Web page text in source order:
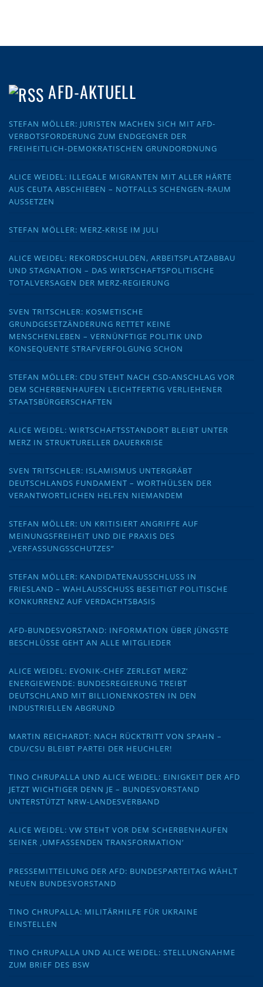
AFD-AKTUELL
STEFAN MÖLLER: JURISTEN MACHEN SICH MIT AFD-
VERBOTSFORDERUNG ZUM ENDGEGNER DER
FREIHEITLICH-DEMOKRATISCHEN GRUNDORDNUNG
ALICE WEIDEL: ILLEGALE MIGRANTEN MIT ALLER HÄRTE
AUS CEUTA ABSCHIEBEN – NOTFALLS SCHENGEN-RAUM
AUSSETZEN
STEFAN MÖLLER: MERZ-KRISE IM JULI
ALICE WEIDEL: REKORDSCHULDEN, ARBEITSPLATZABBAU
UND STAGNATION – DAS WIRTSCHAFTSPOLITISCHE
TOTALVERSAGEN DER MERZ-REGIERUNG
SVEN TRITSCHLER: KOSMETISCHE
GRUNDGESETZÄNDERUNG RETTET KEINE
MENSCHENLEBEN – VERNÜNFTIGE POLITIK UND
KONSEQUENTE STRAFVERFOLGUNG SCHON
STEFAN MÖLLER: CDU STEHT NACH CSD-ANSCHLAG VOR
DEM SCHERBENHAUFEN LEICHTFERTIG VERLIEHENER
STAATSBÜRGERSCHAFTEN
ALICE WEIDEL: WIRTSCHAFTSSTANDORT BLEIBT UNTER
MERZ IN STRUKTURELLER DAUERKRISE
SVEN TRITSCHLER: ISLAMISMUS UNTERGRÄBT
DEUTSCHLANDS FUNDAMENT – WORTHÜLSEN DER
VERANTWORTLICHEN HELFEN NIEMANDEM
STEFAN MÖLLER: UN KRITISIERT ANGRIFFE AUF
MEINUNGSFREIHEIT UND DIE PRAXIS DES
„VERFASSUNGSSCHUTZES“
STEFAN MÖLLER: KANDIDATENAUSSCHLUSS IN
FRIESLAND – WAHLAUSSCHUSS BESEITIGT POLITISCHE
KONKURRENZ AUF VERDACHTSBASIS
AFD-BUNDESVORSTAND: INFORMATION ÜBER JÜNGSTE
BESCHLÜSSE GEHT AN ALLE MITGLIEDER
ALICE WEIDEL: EVONIK-CHEF ZERLEGT MERZ‘
ENERGIEWENDE: BUNDESREGIERUNG TREIBT
DEUTSCHLAND MIT BILLIONENKOSTEN IN DEN
INDUSTRIELLEN ABGRUND
MARTIN REICHARDT: NACH RÜCKTRITT VON SPAHN –
CDU/CSU BLEIBT PARTEI DER HEUCHLER!
TINO CHRUPALLA UND ALICE WEIDEL: EINIGKEIT DER AFD
JETZT WICHTIGER DENN JE – BUNDESVORSTAND
UNTERSTÜTZT NRW-LANDESVERBAND
ALICE WEIDEL: VW STEHT VOR DEM SCHERBENHAUFEN
SEINER ‚UMFASSENDEN TRANSFORMATION‘
PRESSEMITTEILUNG DER AFD: BUNDESPARTEITAG WÄHLT
NEUEN BUNDESVORSTAND
TINO CHRUPALLA: MILITÄRHILFE FÜR UKRAINE
EINSTELLEN
TINO CHRUPALLA UND ALICE WEIDEL: STELLUNGNAHME
ZUM BRIEF DES BSW